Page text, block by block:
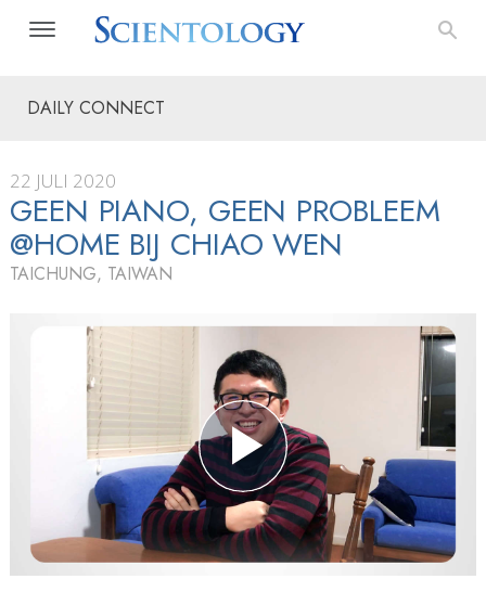
DAILY CONNECT
22 JULI 2020
GEEN PIANO, GEEN PROBLEEM
@HOME BIJ CHIAO WEN
TAICHUNG, TAIWAN